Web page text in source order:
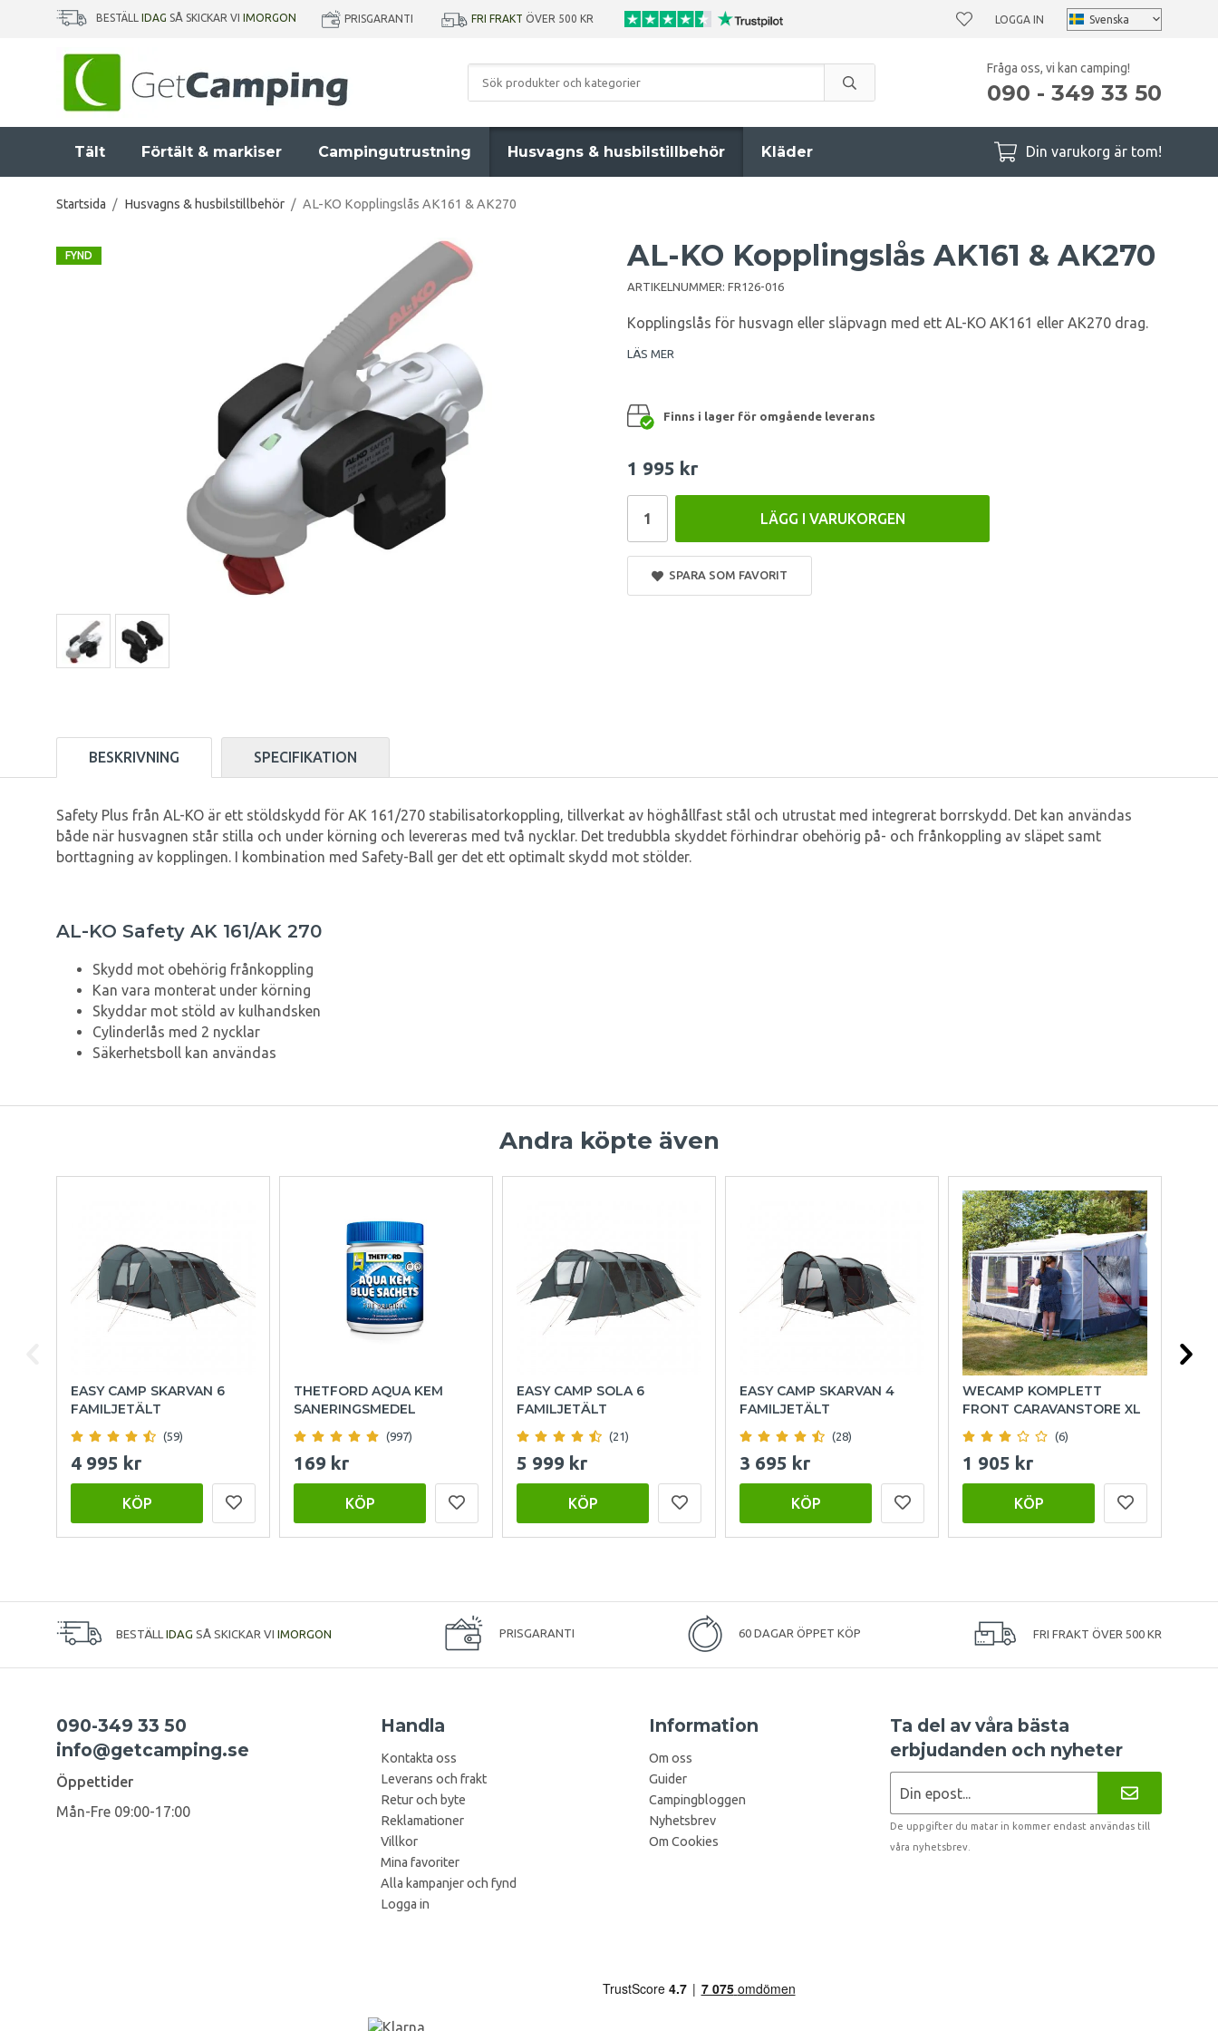
BESTÄLL IDAG SÅ SKICKAR VI IMORGON PRISGARANTI FRI FRAKT ÖVER 500 KR LOGGA IN
Fråga oss, vi kan camping!
090 - 349 33 50
Tält Förtält & markiser Campingutrustning Husvagns & husbilstillbehör Kläder Din varukorg är tom!
Startsida / Husvagns & husbilstillbehör / AL-KO Kopplingslås AK161 & AK270
FYND AL-KO Kopplingslås AK161 & AK270
ARTIKELNUMMER: FR126-016
Kopplingslås för husvagn eller släpvagn med ett AL-KO AK161 eller AK270 drag.
LÄS MER
Finns i lager för omgående leverans
1 995 kr
LÄGG I VARUKORGEN
SPARA SOM FAVORIT
BESKRIVNING SPECIFIKATION
Safety Plus från AL-KO är ett stöldskydd för AK 161/270 stabilisatorkoppling, tillverkat av höghållfast stål och utrustat med integrerat borrskydd. Det kan användas
både när husvagnen står stilla och under körning och levereras med två nycklar. Det tredubbla skyddet förhindrar obehörig på- och frånkoppling av släpet samt
borttagning av kopplingen. I kombination med Safety-Ball ger det ett optimalt skydd mot stölder.
AL-KO Safety AK 161/AK 270
Skydd mot obehörig frånkoppling
Kan vara monterat under körning
Skyddar mot stöld av kulhandsken
Cylinderlås med 2 nycklar
Säkerhetsboll kan användas
Andra köpte även
EASY CAMP SKARVAN 6
FAMILJETÄLT
(59)
4 995 kr
KÖP
THETFORD AQUA KEM
SANERINGSMEDEL
(997)
169 kr
KÖP
EASY CAMP SOLA 6
FAMILJETÄLT
(21)
5 999 kr
KÖP
EASY CAMP SKARVAN 4
FAMILJETÄLT
(28)
3 695 kr
KÖP
WECAMP KOMPLETT
FRONT CARAVANSTORE XL
(6)
1 905 kr
KÖP
BESTÄLL IDAG SÅ SKICKAR VI IMORGON PRISGARANTI 60 DAGAR ÖPPET KÖP FRI FRAKT ÖVER 500 KR
090-349 33 50
info@getcamping.se
Öppettider
Mån-Fre 09:00-17:00
Handla
Kontakta oss
Leverans och frakt
Retur och byte
Reklamationer
Villkor
Mina favoriter
Alla kampanjer och fynd
Logga in
Information
Om oss
Guider
Campingbloggen
Nyhetsbrev
Om Cookies
Ta del av våra bästa
erbjudanden och nyheter
De uppgifter du matar in kommer endast användas till
våra nyhetsbrev.